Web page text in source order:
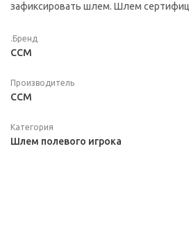
зафиксировать шлем. Шлем
.Бренд
CCM
Производитель
ССМ
Категория
Шлем полевого игрока